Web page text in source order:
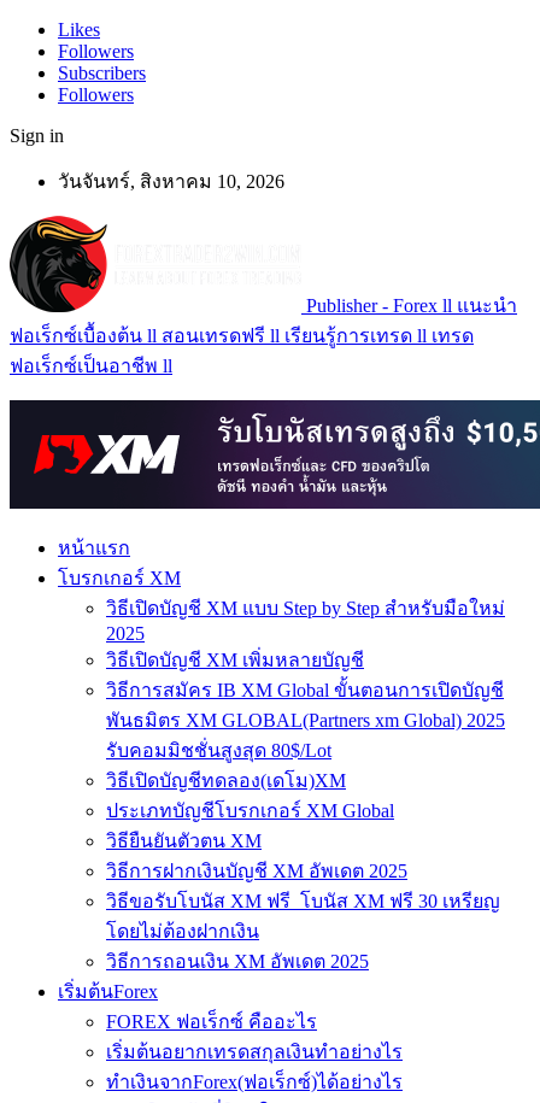
Likes
Followers
Subscribers
Followers
Sign in
วันจันทร์, สิงหาคม 10, 2026
Publisher - Forex ll แนะนำ
ฟอเร็กซ์เบื้องต้น ll สอนเทรดฟรี ll เรียนรู้การเทรด ll เทรด
ฟอเร็กซ์เป็นอาชีพ ll
หน้าแรก
โบรกเกอร์ XM
วิธีเปิดบัญชี XM แบบ Step by Step สำหรับมือใหม่
2025
วิธีเปิดบัญชี XM เพิ่มหลายบัญชี
วิธีการสมัคร IB XM Global ขั้นตอนการเปิดบัญชี
พันธมิตร XM GLOBAL(Partners xm Global) 2025
รับคอมมิชชั่นสูงสุด 80$/Lot
วิธีเปิดบัญชีทดลอง(เดโม)XM
ประเภทบัญชีโบรกเกอร์ XM Global
วิธียืนยันตัวตน XM
วิธีการฝากเงินบัญชี XM อัพเดต 2025
วิธีขอรับโบนัส XM ฟรี โบนัส XM ฟรี 30 เหรียญ
โดยไม่ต้องฝากเงิน
วิธีการถอนเงิน XM อัพเดต 2025
เริ่มต้นForex
FOREX ฟอเร็กซ์ คืออะไร
เริ่มต้นอยากเทรดสกุลเงินทำอย่างไร
ทำเงินจากForex(ฟอเร็กซ์)ได้อย่างไร